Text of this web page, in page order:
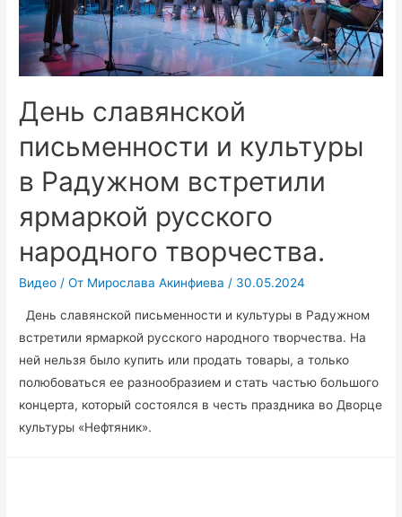
День славянской
письменности и культуры
в Радужном встретили
ярмаркой русского
народного творчества.
Видео / От Мирослава Акинфиева / 30.05.2024
День славянской письменности и культуры в Радужном
встретили ярмаркой русского народного творчества. На
ней нельзя было купить или продать товары, а только
полюбоваться ее разнообразием и стать частью большого
концерта, который состоялся в честь праздника во Дворце
культуры «Нефтяник».